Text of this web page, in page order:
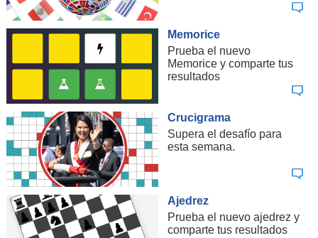
Memorice
Prueba el nuevo
Memorice y comparte tus
resultados
Crucigrama
Supera el desafío para
esta semana.
Ajedrez
Prueba el nuevo ajedrez y
comparte tus resultados